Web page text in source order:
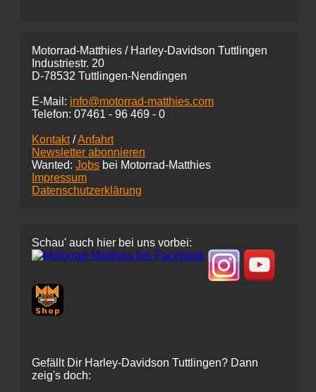
Motorrad-Matthies / Harley-Davidson Tuttlingen
Industriestr. 20
D-78532 Tuttlingen-Nendingen
E-Mail: info@motorrad-matthies.com
Telefon: 07461 - 96 469 - 0
Kontakt/Anfahrt
Newsletter abonnieren
Wanted: Jobs bei Motorrad-Matthies
Impressum
Datenschutzerklärung
Schau' auch hier bei uns vorbei:
Gefällt Dir Harley-Davidson Tuttlingen? Dann
zeig's doch: